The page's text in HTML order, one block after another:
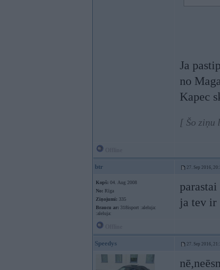
Ja
no
Kapec
[ Šo ziņu
btr 27. Sep 2016,
Kopš: 04. Aug 2008
No: Rīga
Ziņojumi: 335
Braucu ar: 318isport :aleluja:
:aleluja:
ja tev ir
Speedys 27. Sep 2016,